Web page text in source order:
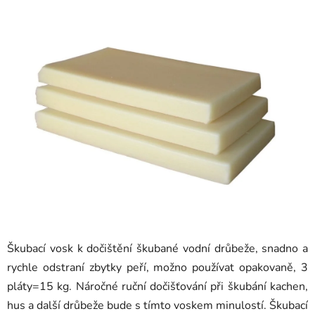
Škubací vosk k dočištění škubané vodní drůbeže, snadno a
rychle odstraní zbytky peří, možno používat opakovaně, 3
pláty=15 kg. Náročné ruční dočišťování při škubání kachen,
hus a další drůbeže bude s tímto voskem minulostí. Škubací
hvězdiček.